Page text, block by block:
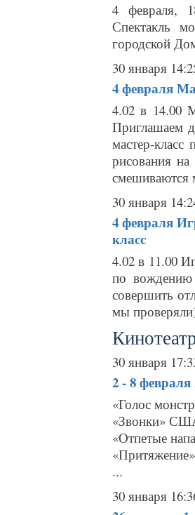
4 февраля,
Спектакль
городской
30 января
4 февраля
4.02 в 14.00
Приглашаем
мастер-
рисования
смешиваются
30 января
4 февраля
класс
4.02 в 11.00
по
совершить
мы
30 января
2 - 8 февраля
«Голос
«Звонки»
«Отпетые
...
30 января